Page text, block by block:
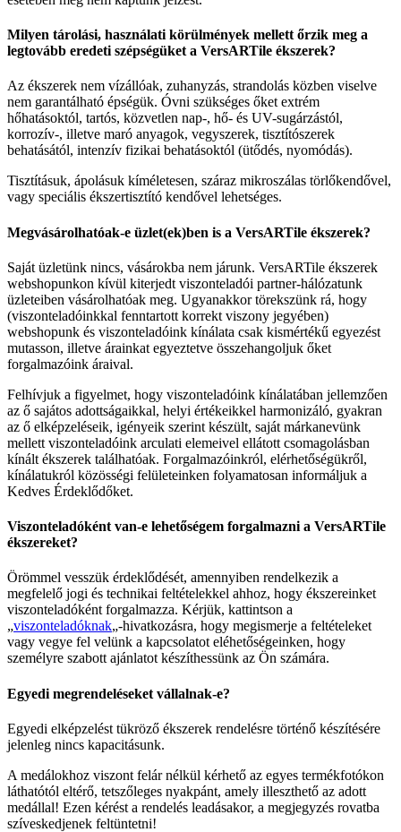
Milyen tárolási, használati körülmények mellett őrzik meg a
legtovább eredeti szépségüket a VersARTile ékszerek?
Az ékszerek nem vízállóak, zuhanyzás, strandolás közben viselve
nem garantálható épségük. Óvni szükséges őket extrém
hőhatásoktól, tartós, közvetlen nap-, hő- és UV-sugárzástól,
korrozív-, illetve maró anyagok, vegyszerek, tisztítószerek
behatásától, intenzív fizikai behatásoktól (ütődés, nyomódás).
Tisztításuk, ápolásuk kíméletesen, száraz mikroszálas törlőkendővel,
vagy speciális ékszertisztító kendővel lehetséges.
Megvásárolhatóak-e üzlet(ek)ben is a VersARTile ékszerek?
Saját üzletünk nincs, vásárokba nem járunk. VersARTile ékszerek
webshopunkon kívül kiterjedt viszonteladói partner-hálózatunk
üzleteiben vásárolhatóak meg. Ugyanakkor törekszünk rá, hogy
(viszonteladóinkkal fenntartott korrekt viszony jegyében)
webshopunk és viszonteladóink kínálata csak kismértékű egyezést
mutasson, illetve árainkat egyeztetve összehangoljuk őket
forgalmazóink áraival.
Felhívjuk a figyelmet, hogy viszonteladóink kínálatában jellemzően
az ő sajátos adottságaikkal, helyi értékeikkel harmonizáló, gyakran
az ő elképzeléseik, igényeik szerint készült, saját márkanevünk
mellett viszonteladóink arculati elemeivel ellátott csomagolásban
kínált ékszerek találhatóak. Forgalmazóinkról, elérhetőségükről,
kínálatukról közösségi felületeinken folyamatosan informáljuk a
Kedves Érdeklődőket.
Viszonteladóként van-e lehetőségem forgalmazni a VersARTile
ékszereket?
Örömmel vesszük érdeklődését, amennyiben rendelkezik a
megfelelő jogi és technikai feltételekkel ahhoz, hogy ékszereinket
viszonteladóként forgalmazza. Kérjük, kattintson a
„viszonteladóknak„-hivatkozásra, hogy megismerje a feltételeket
vagy vegye fel velünk a kapcsolatot eléhetőségeinken, hogy
személyre szabott ajánlatot készíthessünk az Ön számára.
Egyedi megrendeléseket vállalnak-e?
Egyedi elképzelést tükröző ékszerek rendelésre történő készítésére
jelenleg nincs kapacitásunk.
A medálokhoz viszont felár nélkül kérhető az egyes termékfotókon
láthatótól eltérő, tetszőleges nyakpánt, amely illeszthető az adott
medállal! Ezen kérést a rendelés leadásakor, a megjegyzés rovatba
szíveskedjenek feltüntetni!